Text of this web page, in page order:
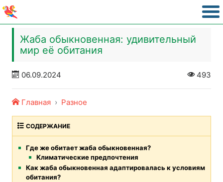
Жаба обыкновенная: удивительный
мир её обитания
06.09.2024 493
Главная Разное
СОДЕРЖАНИЕ
Где же обитает жаба обыкновенная?
Климатические предпочтения
Как жаба обыкновенная адаптировалась к условиям
обитания?